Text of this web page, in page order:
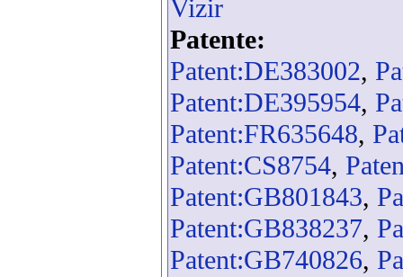
Vizir
Patente:
Patent:DE383002,
Patent:DE395954,
Patent:FR635648,
Patent:CS8754,
Patent:GB801843,
Patent:GB838237,
Patent:GB740826,